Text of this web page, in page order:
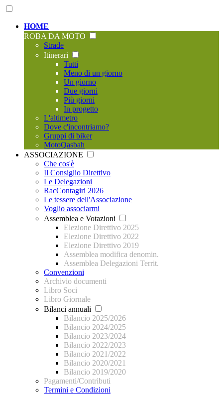
HOME
ROBA DA MOTO
Strade
Itinerari
Tutti
Meno di un giorno
Un giorno
Due giorni
Più giorni
In progetto
L'altimetro
Dove c'incontriamo?
Gruppi di biker
MotoQasbah
ASSOCIAZIONE
Che cos'è
Il Consiglio Direttivo
Le Delegazioni
RacContagiri 2026
Le tessere dell'Associazione
Voglio associarmi
Assemblea e Votazioni
Elezione Direttivo 2025
Elezione Direttivo 2022
Elezione Direttivo 2019
Assemblea modifica denomin.
Assemblea Delegazioni Territ.
Convenzioni
Archivio documenti
Libro Soci
Libro Giornale
Bilanci annuali
Bilancio 2025/2026
Bilancio 2024/2025
Bilancio 2023/2024
Bilancio 2022/2023
Bilancio 2021/2022
Bilancio 2020/2021
Bilancio 2019/2020
Pagamenti/Contributi
Termini e Condizioni